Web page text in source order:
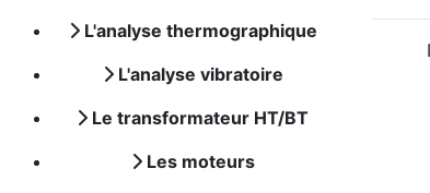
L'analyse thermographique
L'analyse vibratoire
Le transformateur HT/BT
Les moteurs